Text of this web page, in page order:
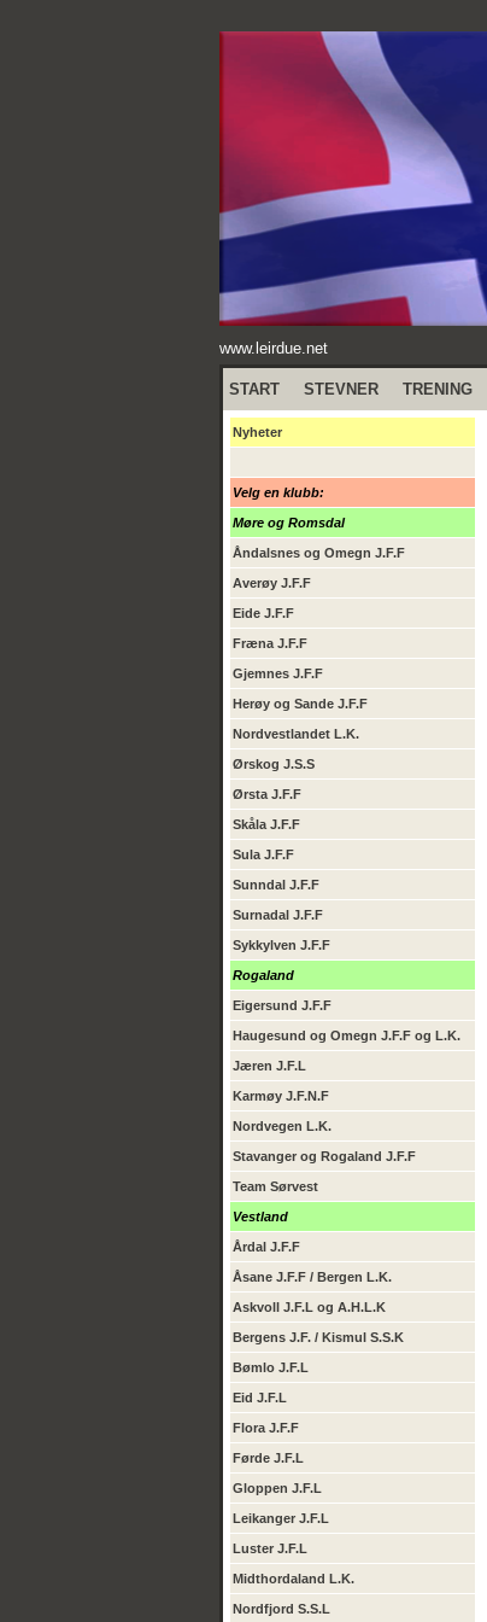
www.leirdue.net
START STEVNER TRENING
Nyheter
Velg en klubb:
Møre og Romsdal
Åndalsnes og Omegn J.F.F
Averøy J.F.F
Eide J.F.F
Fræna J.F.F
Gjemnes J.F.F
Herøy og Sande J.F.F
Nordvestlandet L.K.
Ørskog J.S.S
Ørsta J.F.F
Skåla J.F.F
Sula J.F.F
Sunndal J.F.F
Surnadal J.F.F
Sykkylven J.F.F
Rogaland
Eigersund J.F.F
Haugesund og Omegn J.F.F og L.K.
Jæren J.F.L
Karmøy J.F.N.F
Nordvegen L.K.
Stavanger og Rogaland J.F.F
Team Sørvest
Vestland
Årdal J.F.F
Åsane J.F.F / Bergen L.K.
Askvoll J.F.L og A.H.L.K
Bergens J.F. / Kismul S.S.K
Bømlo J.F.L
Eid J.F.L
Flora J.F.F
Førde J.F.L
Gloppen J.F.L
Leikanger J.F.L
Luster J.F.L
Midthordaland L.K.
Nordfjord S.S.L